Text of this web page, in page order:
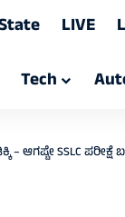
LIVE
Tech
– ಆಗಷ್ಟೇ SSLC